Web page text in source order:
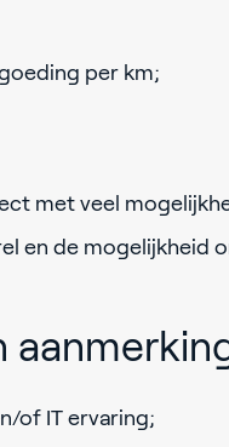
per km;
met veel
en de mogelijkheid
of IT ervaring;